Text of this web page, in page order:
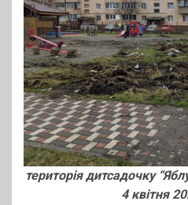
територія дитсадочку
4 квітня